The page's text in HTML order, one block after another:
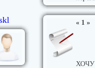
« 1 »
ХОЧУ